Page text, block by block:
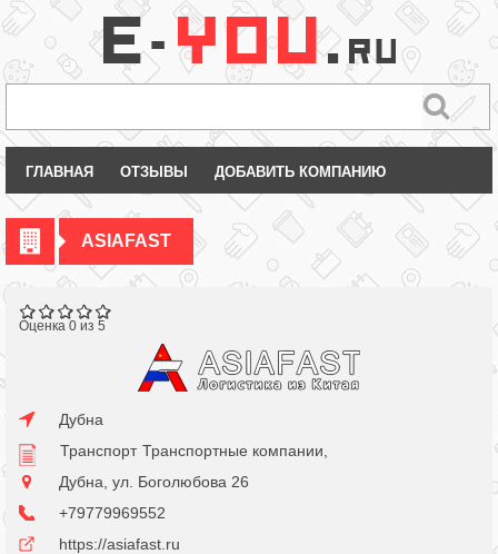
ГЛАВНАЯ ОТЗЫВЫ ДОБАВИТЬ КОМПАНИЮ
ASIAFAST
Оценка 0 из 5
Дубна
Транспорт Транспортные компании,
Дубна, ул. Боголюбова 26
+79779969552
https://asiafast.ru